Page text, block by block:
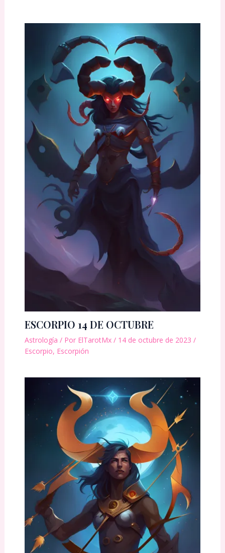
ESCORPIO 14 DE OCTUBRE
Astrología / Por ElTarotMx / 14 de octubre de 2023 /
Escorpio, Escorpión